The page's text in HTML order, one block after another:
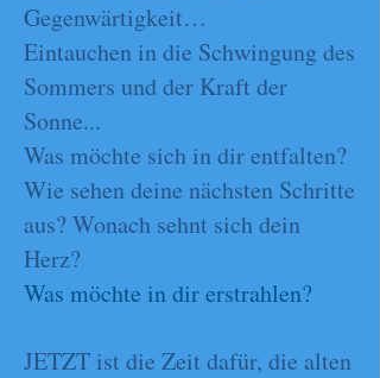
Gegenwärtigkeit…
Eintauchen in die Schwingung des
Sommers und der Kraft der
Sonne...
Was möchte sich in dir entfalten?
Wie sehen deine nächsten Schritte
aus? Wonach sehnt sich dein
Herz?
Was möchte in dir erstrahlen?
JETZT ist die Zeit dafür, die alten